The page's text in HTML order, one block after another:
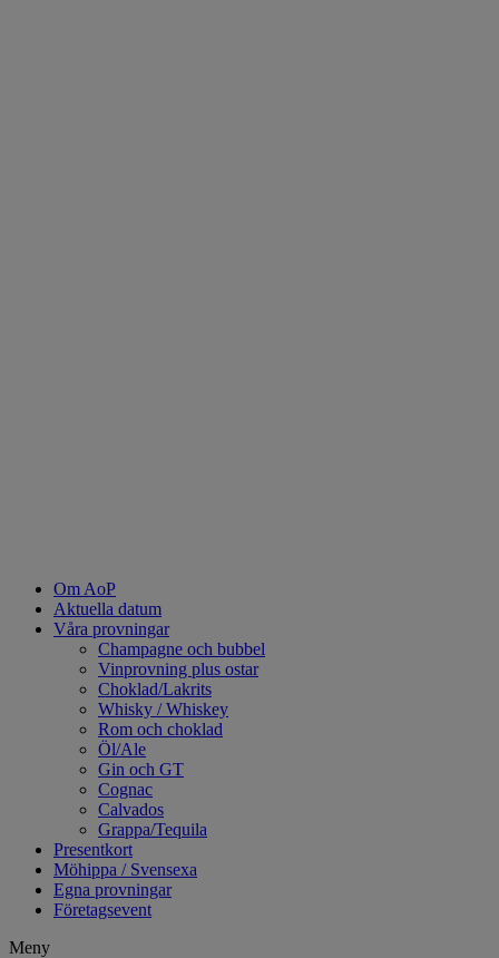
Om AoP
Aktuella datum
Våra provningar
Champagne och bubbel
Vinprovning plus ostar
Choklad/Lakrits
Whisky / Whiskey
Rom och choklad
Öl/Ale
Gin och GT
Cognac
Calvados
Grappa/Tequila
Presentkort
Möhippa / Svensexa
Egna provningar
Företagsevent
Meny